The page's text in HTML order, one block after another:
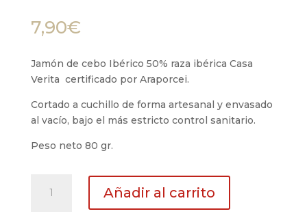
7,90€
Jamón de cebo Ibérico 50% raza ibérica Casa
Verita certificado por Araporcei.
Cortado a cuchillo de forma artesanal y envasado
al vacío, bajo el más estricto control sanitario.
Peso neto 80 gr.
Añadir al carrito